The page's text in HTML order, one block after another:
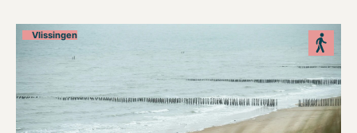
Vlissingen